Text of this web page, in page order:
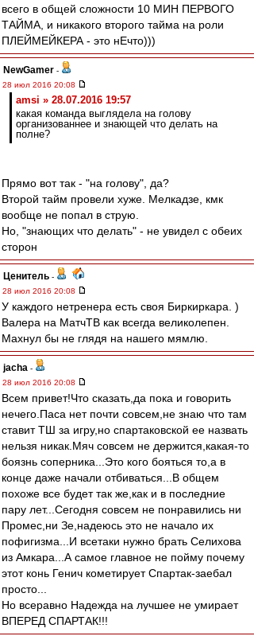
всего в общей сложности 10 МИН ПЕРВОГО
ТАЙМА, и никакого второго тайма на роли
ПЛЕЙМЕЙКЕРА - это нЕчто)))
NewGamer -
28 июл 2016 20:08
amsi » 28.07.2016 19:57
какая команда выглядела на голову
организованнее и знающей что делать на
полне?
Прямо вот так - "на голову", да?
Второй тайм провели хуже. Мелкадзе, кмк
вообще не попал в струю.
Но, "знающих что делать" - не увидел с обеих
сторон
Ценитель -
28 июл 2016 20:08
У каждого нетренера есть своя Биркиркара. )
Валера на МатчТВ как всегда великолепен.
Махнул бы не глядя на нашего мямлю.
jacha -
28 июл 2016 20:08
Всем привет!Что сказать,да пока и говорить
нечего.Паса нет почти совсем,не знаю что там
ставит ТШ за игру,но спартаковской ее назвать
нельзя никак.Мяч совсем не держится,какая-то
боязнь соперника...Это кого бояться то,а в
конце даже начали отбиваться...В общем
похоже все будет так же,как и в последние
пару лет...Сегодня совсем не понравились ни
Промес,ни Зе,надеюсь это не начало их
пофигизма...И всетаки нужно брать Селихова
из Амкара...А самое главное не пойму почему
этот конь Генич кометирует Спартак-заебал
просто...
Но всеравно Надежда на лучшее не умирает
ВПЕРЕД СПАРТАК!!!